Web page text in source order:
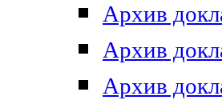
Архив
Архив
Архив